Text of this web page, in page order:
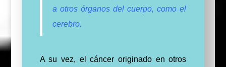
a otros órganos del cuerpo, como el
cerebro.
A su vez, el cáncer originado en otros